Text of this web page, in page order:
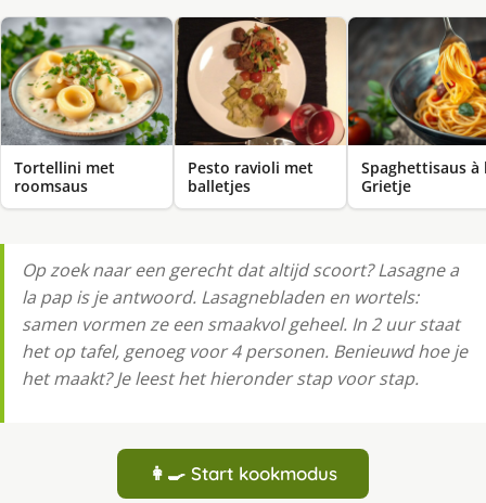
Tortellini met
roomsaus
Pesto ravioli met
balletjes
Spaghettisaus à
Grietje
Op zoek naar een gerecht dat altijd scoort? Lasagne a
la pap is je antwoord. Lasagnebladen en wortels:
samen vormen ze een smaakvol geheel. In 2 uur staat
het op tafel, genoeg voor 4 personen. Benieuwd hoe je
het maakt? Je leest het hieronder stap voor stap.
👩‍🍳 Start kookmodus